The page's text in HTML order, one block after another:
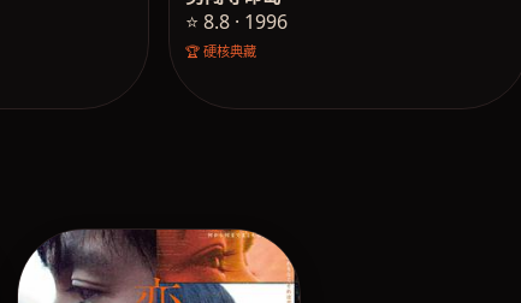
⭐ 8.8 · 1996
🏆 硬核典藏